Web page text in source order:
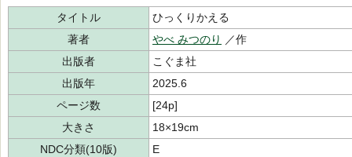
タイトル
ひっくりかえる
著者
やべ みつのり
／作
出版者
こぐま社
出版年
2025.6
ページ数
[24p]
大きさ
18×19cm
NDC分類(10版)
E